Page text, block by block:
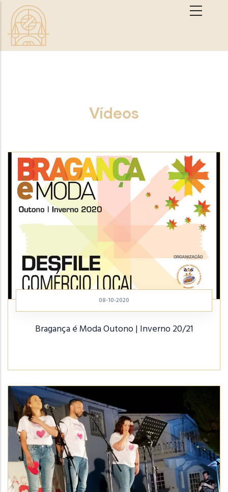
Passar para o conteúdo principal
Vídeos
08-10-2020
Bragança é Moda Outono | Inverno 20/21